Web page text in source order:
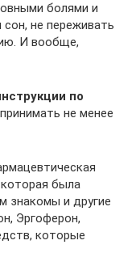
болями и
не переживать
И вообще,
по
не менее
была
знакомы и другие
Эргоферон,
которые